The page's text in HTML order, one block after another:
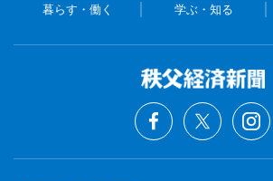
暮らす・働く 学ぶ・知る